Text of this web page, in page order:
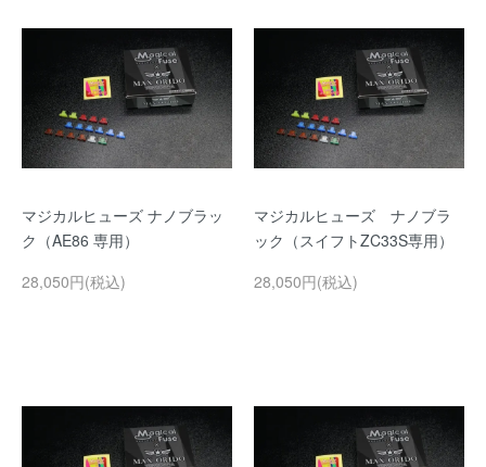
マジカルヒューズ ナノブラッ
ク（AE86 専用）
28,050円(税込)
マジカルヒューズ ナノブラ
ック（スイフトZC33S専用）
28,050円(税込)